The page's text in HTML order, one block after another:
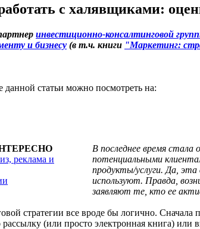
с халявщиками:
инвестиционно-консалтинговой
и бизнесу (в т.ч. книги "Маркетинг:
статьи можно посмотреть на:
реклама и
В последнее время стала
потенциальными
продукты/услуги. Да, эта
используют. Правда,
заявляют те, кто ее
стратегии все вроде бы логично.
(или просто электронная книга) или